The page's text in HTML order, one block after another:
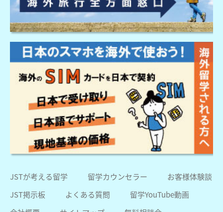
JSTが考える留学 留学カウンセラー
お客様体験談
JST掲示板
よくある質問
留学YouTube動画